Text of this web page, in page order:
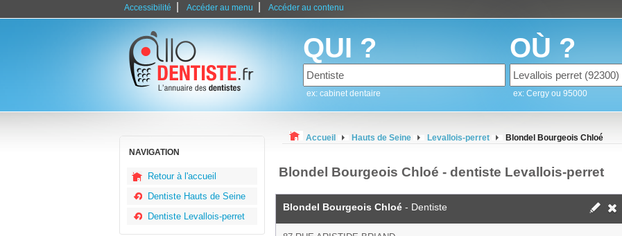
Accessibilité Accéder au menu Accéder au contenu
QUI ?
ex: cabinet dentaire
OÙ ?
ex: Cergy ou 95000
NAVIGATION
Retour à l'accueil
Dentiste Hauts de Seine
Dentiste Levallois-perret
Accueil Hauts de Seine Levallois-perret Blondel Bourgeois Chloé
Blondel Bourgeois Chloé - dentiste Levallois-perret
Blondel Bourgeois Chloé - Dentiste